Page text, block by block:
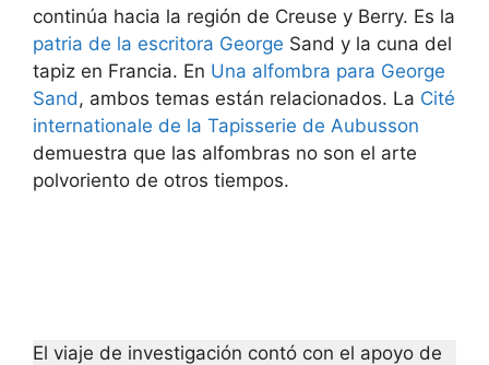
continúa hacia la región de Creuse y Berry. Es la
patria de la escritora George Sand y la cuna del
tapiz en Francia. En Una alfombra para George
Sand, ambos temas están relacionados. La Cité
internationale de la Tapisserie de Aubusson
demuestra que las alfombras no son el arte
polvoriento de otros tiempos.
El viaje de investigación contó con el apoyo de